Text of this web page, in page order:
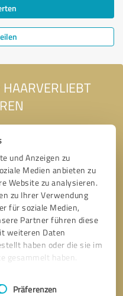
und Anzeigen zu
Medien anbieten zu
Website zu analysieren.
zu Ihrer Verwendung
für soziale Medien,
Partner führen diese
weiteren Daten
haben oder die sie im
gesammelt haben.
Präferenzen